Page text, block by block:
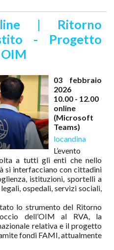
| Ritorno
- Progetto
03 febbraio
2026
10.00 - 12.00
online
(Microsoft
Teams)
locandina
L’evento
a tutti gli enti che nello
si interfacciano con cittadini
istituzioni, sportelli a
ospedali, servizi sociali,
lo strumento del Ritorno
dell’OIM al RVA, la
relativa e il progetto
fondi FAMI, attualmente